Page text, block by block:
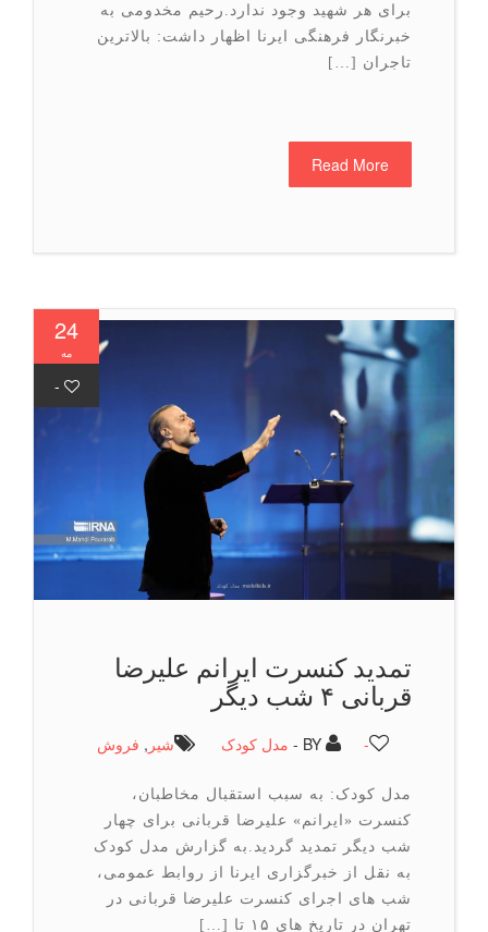
برای هر شهید وجود ندارد.رحیم مخدومی به
خبرنگار فرهنگی ایرنا اظهار داشت: بالاترین
تاجران […]
Read More
24
تمدید کنسرت ایرانم علیرضا
قربانی ۴ شب دیگر
BY - مدل کودک شیر ,فروش
مدل کودک: به سبب استقبال مخاطبان،
کنسرت «ایرانم» علیرضا قربانی برای چهار
شب دیگر تمدید گردید.به گزارش مدل کودک
به نقل از خبرگزاری ایرنا از روابط عمومی،
شب های اجرای کنسرت علیرضا قربانی در
تهران در تاریخ های ۱۵ تا […]